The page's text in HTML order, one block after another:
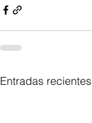
Entradas recientes